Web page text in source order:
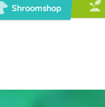
Shroomshop